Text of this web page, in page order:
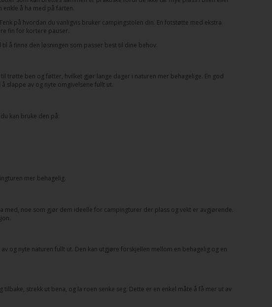
å ha med på farten.
på hvordan du vanligvis bruker campingstolen din. En fotstøtte med ekstra
fin for kortere pauser.
å finne den løsningen som passer best til dine behov.
trøtte ben og føtter, hvilket gjør lange dager i naturen mer behagelige. En god
slappe av og nyte omgivelsene fullt ut.
kan bruke den på:
mer behagelig.
med, noe som gjør dem ideelle for campingturer der plass og vekt er avgjørende.
og nyte naturen fullt ut. Den kan utgjøre forskjellen mellom en behagelig og en
strekk ut bena, og la roen senke seg. Dette er en enkel måte å få mer ut av